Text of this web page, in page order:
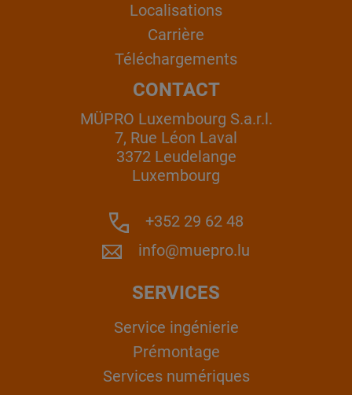
Localisations
Carrière
Téléchargements
CONTACT
MÜPRO Luxembourg S.a.r.l.
7, Rue Léon Laval
3372 Leudelange
Luxembourg
+352 29 62 48
info@muepro.lu
SERVICES
Service ingénierie
Prémontage
Services numériques